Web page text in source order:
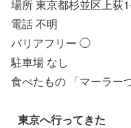
場所 東京都杉並区上荻
電話 不明
バリアフリー ◯
駐車場 なし
食べたもの 「マーラー
東京へ行ってきた